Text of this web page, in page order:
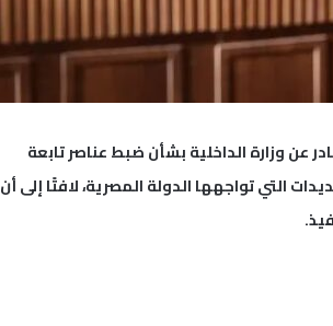
عن وزارة الداخلية بشأن ضبط عناصر تابعة
التي تواجهها الدولة المصرية، لافتًا إلى أن